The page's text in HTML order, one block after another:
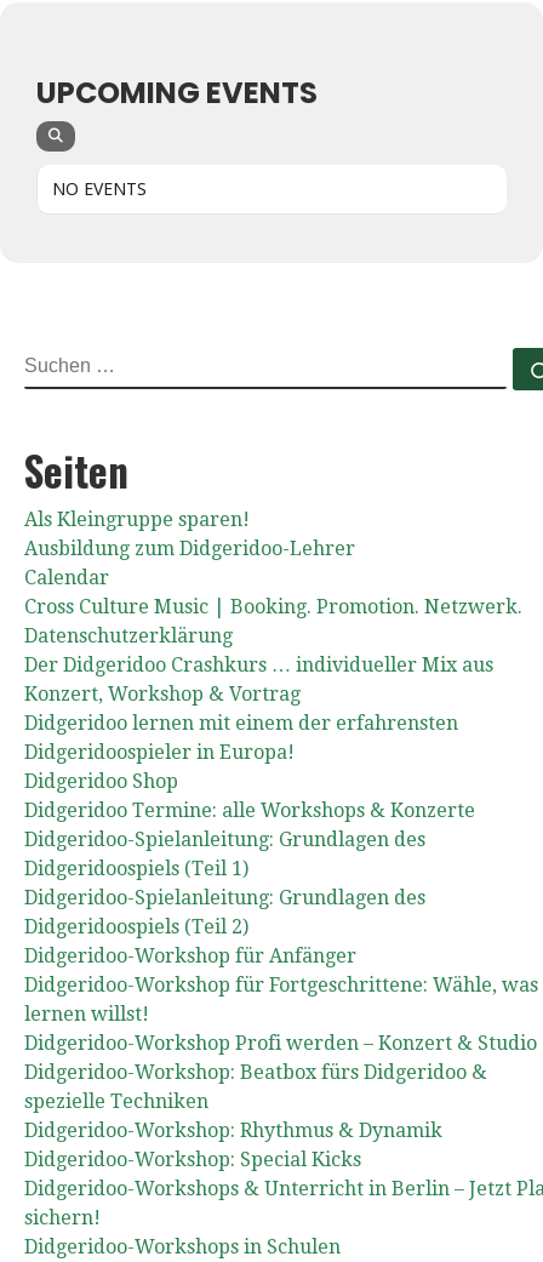
UPCOMING EVENTS
NO EVENTS
SUCHE
Seiten
Als Kleingruppe sparen!
Ausbildung zum Didgeridoo-Lehrer
Calendar
Cross Culture Music | Booking. Promotion. Netzwerk.
Datenschutzerklärung
Der Didgeridoo Crashkurs … individueller Mix aus
Konzert, Workshop & Vortrag
Didgeridoo lernen mit einem der erfahrensten
Didgeridoospieler in Europa!
Didgeridoo Shop
Didgeridoo Termine: alle Workshops & Konzerte
Didgeridoo-Spielanleitung: Grundlagen des
Didgeridoospiels (Teil 1)
Didgeridoo-Spielanleitung: Grundlagen des
Didgeridoospiels (Teil 2)
Didgeridoo-Workshop für Anfänger
Didgeridoo-Workshop für Fortgeschrittene: Wähle, was
lernen willst!
Didgeridoo-Workshop Profi werden – Konzert & Studio
Didgeridoo-Workshop: Beatbox fürs Didgeridoo &
spezielle Techniken
Didgeridoo-Workshop: Rhythmus & Dynamik
Didgeridoo-Workshop: Special Kicks
Didgeridoo-Workshops & Unterricht in Berlin – Jetzt
sichern!
Didgeridoo-Workshops in Schulen